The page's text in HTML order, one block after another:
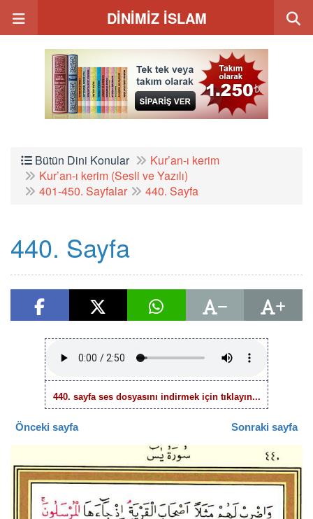
DİNİMİZ İSLAM
Bütün Dini Konular
Kur’an-ı kerim
Kur’an-ı kerim (Sesli ve Yazılı)
401-450. Sayfalar
440. Sayfa
440. Sayfa
440. sayfa ses dosyasını indirmek için tıklayın...
Önceki sayfa Sonraki sayfa